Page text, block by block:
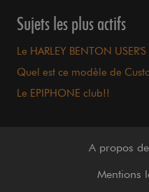
Sujets les plus actifs
Le HARLEY BENTON
Quel est ce modèle de
Le EPIPHONE club!!
A propos
Mentions